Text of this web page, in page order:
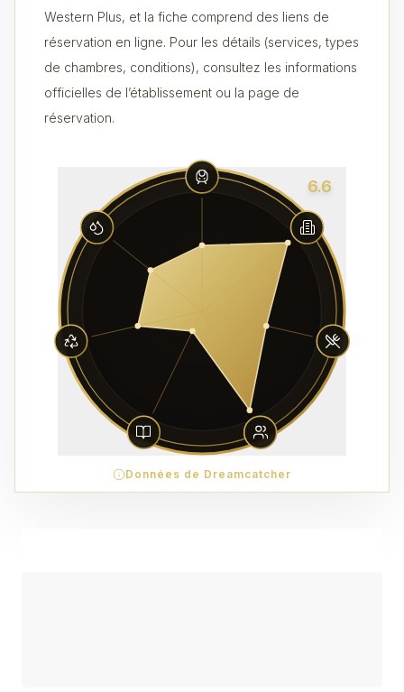
Western Plus, et la fiche comprend des liens de
réservation en ligne. Pour les détails (services, types
de chambres, conditions), consultez les informations
officielles de l’établissement ou la page de
réservation.
6.6
Données de Dreamcatcher